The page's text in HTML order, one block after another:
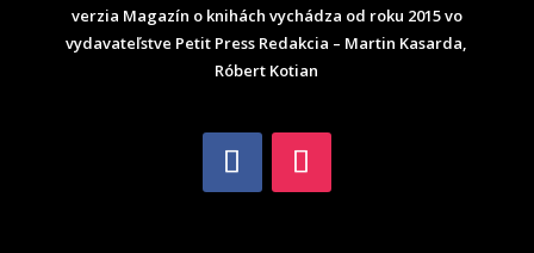
verzia Magazín o knihách vychádza od roku 2015 vo
vydavateľstve Petit Press Redakcia – Martin Kasarda,
Róbert Kotian